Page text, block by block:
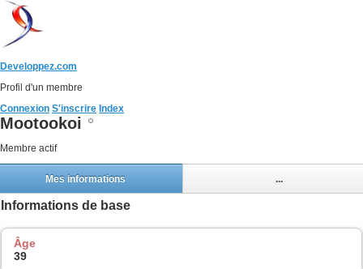
Developpez.com
Profil d'un membre
Connexion S'inscrire Index
Mootookoi
Membre actif
Mes informations ...
Informations de base
Âge
39